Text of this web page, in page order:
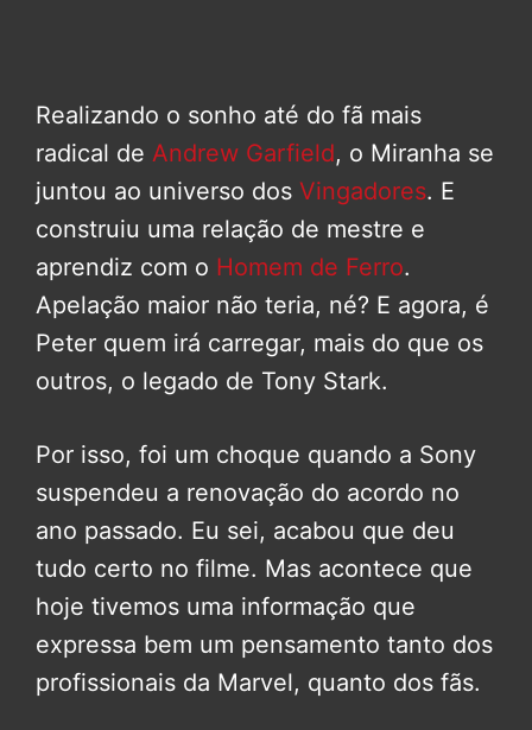
Realizando o sonho até do fã mais
radical de Andrew Garfield, o Miranha se
juntou ao universo dos Vingadores. E
construiu uma relação de mestre e
aprendiz com o Homem de Ferro.
Apelação maior não teria, né? E agora, é
Peter quem irá carregar, mais do que os
outros, o legado de Tony Stark.
Por isso, foi um choque quando a Sony
suspendeu a renovação do acordo no
ano passado. Eu sei, acabou que deu
tudo certo no filme. Mas acontece que
hoje tivemos uma informação que
expressa bem um pensamento tanto dos
profissionais da Marvel, quanto dos fãs.